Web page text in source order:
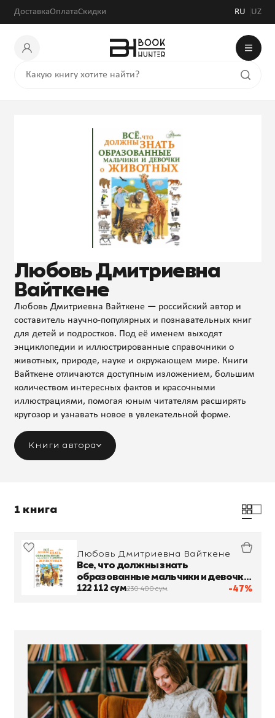
ДоставкаОплатаСкидки RU UZ
Любовь Дмитриевна
Вайткене
Любовь Дмитриевна Вайткене — российский автор и
составитель научно-популярных и познавательных книг
для детей и подростков. Под её именем выходят
энциклопедии и иллюстрированные справочники о
животных, природе, науке и окружающем мире. Книги
Вайткене отличаются доступным изложением, большим
количеством интересных фактов и красочными
иллюстрациями, помогая юным читателям расширять
кругозор и узнавать новое в увлекательной форме.
Книги автора
1 книга
-47%
Любовь Дмитриевна Вайткене
Все, что должны знать
образованные мальчики и девочки
о животных
122 112 сум230 400 сум